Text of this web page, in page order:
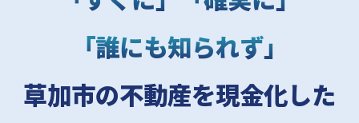
「誰にも知られず」
草加市の不動産を現金化した